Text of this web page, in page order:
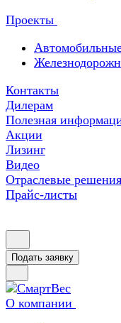
Проекты
Контакты
Дилерам
Полезная
Акции
Лизинг
Видео
Отраслевые решения
Прайс-листы
Подать заявку
О компании